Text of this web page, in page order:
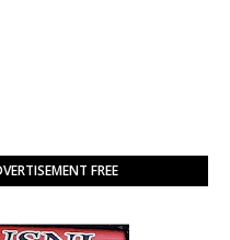
FREE